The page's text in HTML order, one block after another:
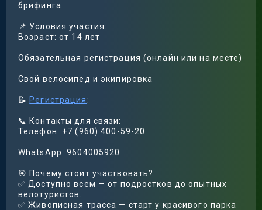
брифинга
📌 Условия участия:
Возраст: от 14 лет
Обязательная регистрация (онлайн или на месте)
Свой велосипед и экипировка
📝 Регистрация :
📞 Контакты для связи:
Телефон: +7 (960) 400-59-20
WhatsApp: 9604005920
🎯 Почему стоит участвовать?
✅ Доступно всем — от подростков до опытных
велотуристов.
✅ Живописная трасса — старт у красивого парка